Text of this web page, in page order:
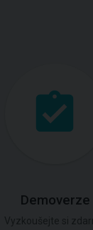
Demoverze